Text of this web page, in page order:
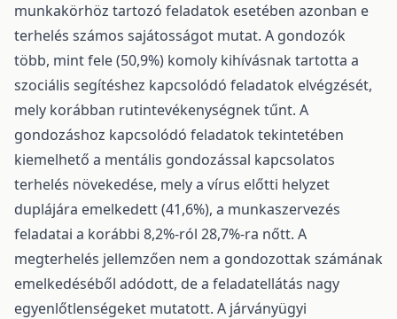
munkakörhöz tartozó feladatok esetében azonban e
terhelés számos sajátosságot mutat. A gondozók
több, mint fele (50,9%) komoly kihívásnak tartotta a
szociális segítéshez kapcsolódó feladatok elvégzését,
mely korábban rutintevékenységnek tűnt. A
gondozáshoz kapcsolódó feladatok tekintetében
kiemelhető a mentális gondozással kapcsolatos
terhelés növekedése, mely a vírus előtti helyzet
duplájára emelkedett (41,6%), a munkaszervezés
feladatai a korábbi 8,2%-ról 28,7%-ra nőtt. A
megterhelés jellemzően nem a gondozottak számának
emelkedéséből adódott, de a feladatellátás nagy
egyenlőtlenségeket mutatott. A járványügyi